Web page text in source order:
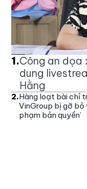
1.Công an dọa
dung
Hằng
2.Hàng loạt bài chỉ
VinGroup bị gỡ bỏ
phạm bản quyền’